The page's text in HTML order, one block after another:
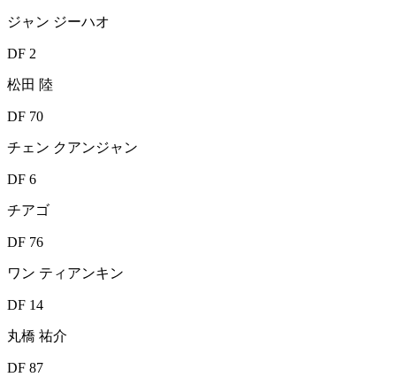
ジャン ジーハオ
DF 2
松田 陸
DF 70
チェン クアンジャン
DF 6
チアゴ
DF 76
ワン ティアンキン
DF 14
丸橋 祐介
DF 87